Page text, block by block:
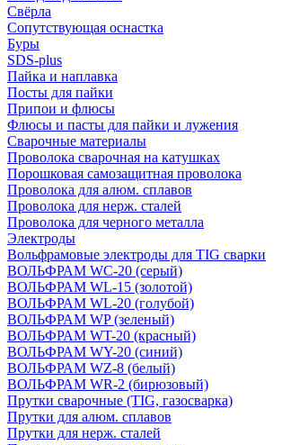
Свёрла
Сопутствующая оснастка
Буры
SDS-plus
Пайка и наплавка
Посты для пайки
Припои и флюсы
Флюсы и пасты для пайки и лужения
Сварочные материалы
Проволока сварочная на катушках
Порошковая самозащитная проволока
Проволока для алюм. сплавов
Проволока для нерж. сталей
Проволока для черного металла
Электроды
Вольфрамовые электроды для TIG сварки
ВОЛЬФРАМ WC-20 (серый)
ВОЛЬФРАМ WL-15 (золотой)
ВОЛЬФРАМ WL-20 (голубой)
ВОЛЬФРАМ WP (зеленый)
ВОЛЬФРАМ WT-20 (красный)
ВОЛЬФРАМ WY-20 (синий)
ВОЛЬФРАМ WZ-8 (белый)
ВОЛЬФРАМ WR-2 (бирюзовый)
Прутки сварочные (TIG, газосварка)
Прутки для алюм. сплавов
Прутки для нерж. сталей